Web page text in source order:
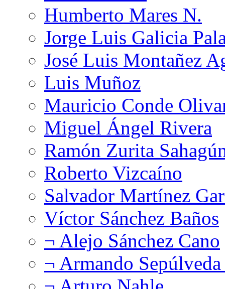
Humberto Mares N.
Jorge Luis Galicia
José Luis Montañez
Luis Muñoz
Mauricio Conde
Miguel Ángel Rivera
Ramón Zurita
Roberto Vizcaíno
Salvador Martínez
Víctor Sánchez Baños
¬ Alejo Sánchez Cano
¬ Armando